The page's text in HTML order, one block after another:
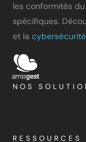
les conformités
spécifiques.
et la
NOS
RESSOURCES